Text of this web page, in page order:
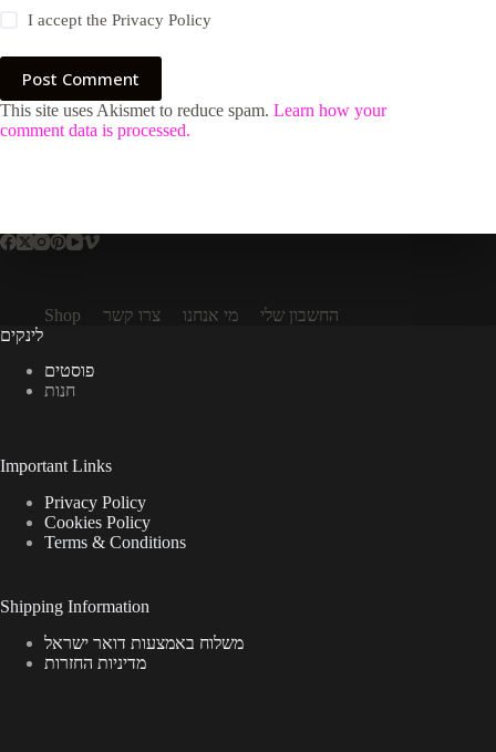
I accept thePrivacy Policy
Post Comment
This site uses Akismet to reduce spam. Learn how your
comment data is processed.
Shop צרו קשר מי אנחנו
החשבון שלי
לינקים
פוסטים
חנות
Important Links
Privacy Policy
Cookies Policy
Terms & Conditions
Shipping Information
משלוח באמצעות דואר ישראל
מדיניות החזרות